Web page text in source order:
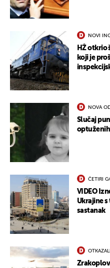
NOVI
HŽ otkrio
koji je
NOVA
Slučaj
optuženih
ČETIRI
VIDEO
Ukrajine
sastanak